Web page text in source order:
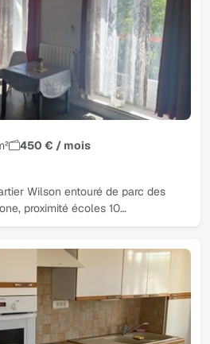
450 € / mois
Wilson entouré de parc des
proximité écoles 10…